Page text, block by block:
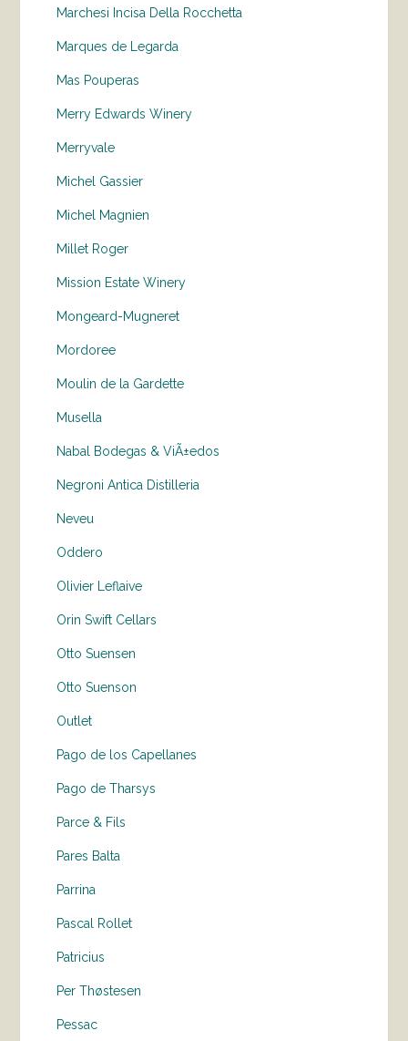
Marchesi Incisa Della Rocchetta
Marques de Legarda
Mas Pouperas
Merry Edwards Winery
Merryvale
Michel Gassier
Michel Magnien
Millet Roger
Mission Estate Winery
Mongeard-Mugneret
Mordoree
Moulin de la Gardette
Musella
Nabal Bodegas & ViÃ±edos
Negroni Antica Distilleria
Neveu
Oddero
Olivier Leflaive
Orin Swift Cellars
Otto Suensen
Otto Suenson
Outlet
Pago de los Capellanes
Pago de Tharsys
Parce & Fils
Pares Balta
Parrina
Pascal Rollet
Patricius
Per Thøstesen
Pessac